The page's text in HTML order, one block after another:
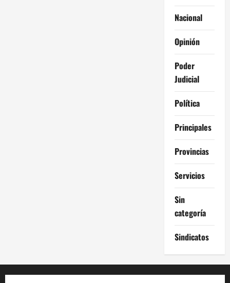
Nacional
Opinión
Poder
Judicial
Política
Principales
Provincias
Servicios
Sin
categoría
Sindicatos